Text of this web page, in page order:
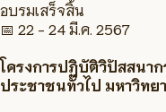
อบรมเสร็จสิ้น
📅 22 - 24 มี.ค. 2567
โครงการปฏิบัติวิปัสสนา
ประชาชนทั่วไป มหาวิท